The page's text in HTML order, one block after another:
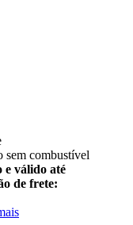
sem combustível
e válido até
de frete: